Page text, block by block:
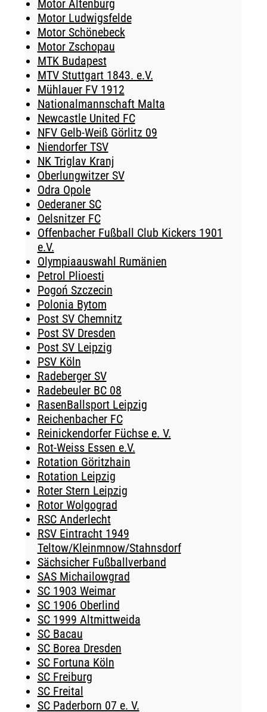
Motor Altenburg
Motor Ludwigsfelde
Motor Schönebeck
Motor Zschopau
MTK Budapest
MTV Stuttgart 1843. e.V.
Mühlauer FV 1912
Nationalmannschaft Malta
Newcastle United FC
NFV Gelb-Weiß Görlitz 09
Niendorfer TSV
NK Triglav Kranj
Oberlungwitzer SV
Odra Opole
Oederaner SC
Oelsnitzer FC
Offenbacher Fußball Club Kickers 1901
e.V.
Olympiaauswahl Rumänien
Petrol Plioesti
Pogoń Szczecin
Polonia Bytom
Post SV Chemnitz
Post SV Dresden
Post SV Leipzig
PSV Köln
Radeberger SV
Radebeuler BC 08
RasenBallsport Leipzig
Reichenbacher FC
Reinickendorfer Füchse e. V.
Rot-Weiss Essen e.V.
Rotation Göritzhain
Rotation Leipzig
Roter Stern Leipzig
Rotor Wolgograd
RSC Anderlecht
RSV Eintracht 1949
Teltow/Kleinmnow/Stahnsdorf
Sächsicher Fußballverband
SAS Michailowgrad
SC 1903 Weimar
SC 1906 Oberlind
SC 1999 Altmittweida
SC Bacau
SC Borea Dresden
SC Fortuna Köln
SC Freiburg
SC Freital
SC Paderborn 07 e. V.